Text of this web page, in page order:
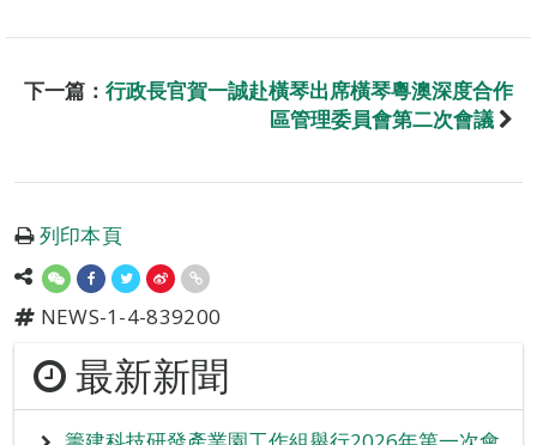
下一篇： 行政長官賀一誠赴橫琴出席橫琴粵澳深度合作
區管理委員會第二次會議
列印本頁
NEWS-1-4-839200
最新新聞